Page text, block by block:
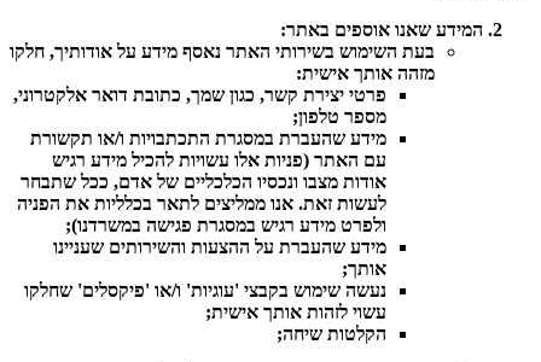
המידע שאנו אוספים באתר:
בעת השימוש בשירותי האתר נאסף מידע על אודותיך, חלקו
מזהה אותך אישית:
פרטי יצירת קשר, כגון שמך, כתובת דואר אלקטרוני,
מספר טלפון;
מידע שהעברת במסגרת התכתבויות ו/או תקשורת
עם האתר (פניות אלו עשויות להכיל מידע רגיש
אודות מצבו ונכסיו הכלכליים של אדם, ככל שתבחר
לעשות זאת. אנו ממליצים לתאר בכלליות את הפניה
ולפרט מידע רגיש במסגרת פגישה במשרדנו);
מידע שהעברת על ההצעות והשירותים שעניינו
אותך;
נעשה שימוש בקבצי 'עוגיות' ו/או 'פיקסלים' שחלקו
עשוי לזהות אותך אישית;
הקלטות שיחה;